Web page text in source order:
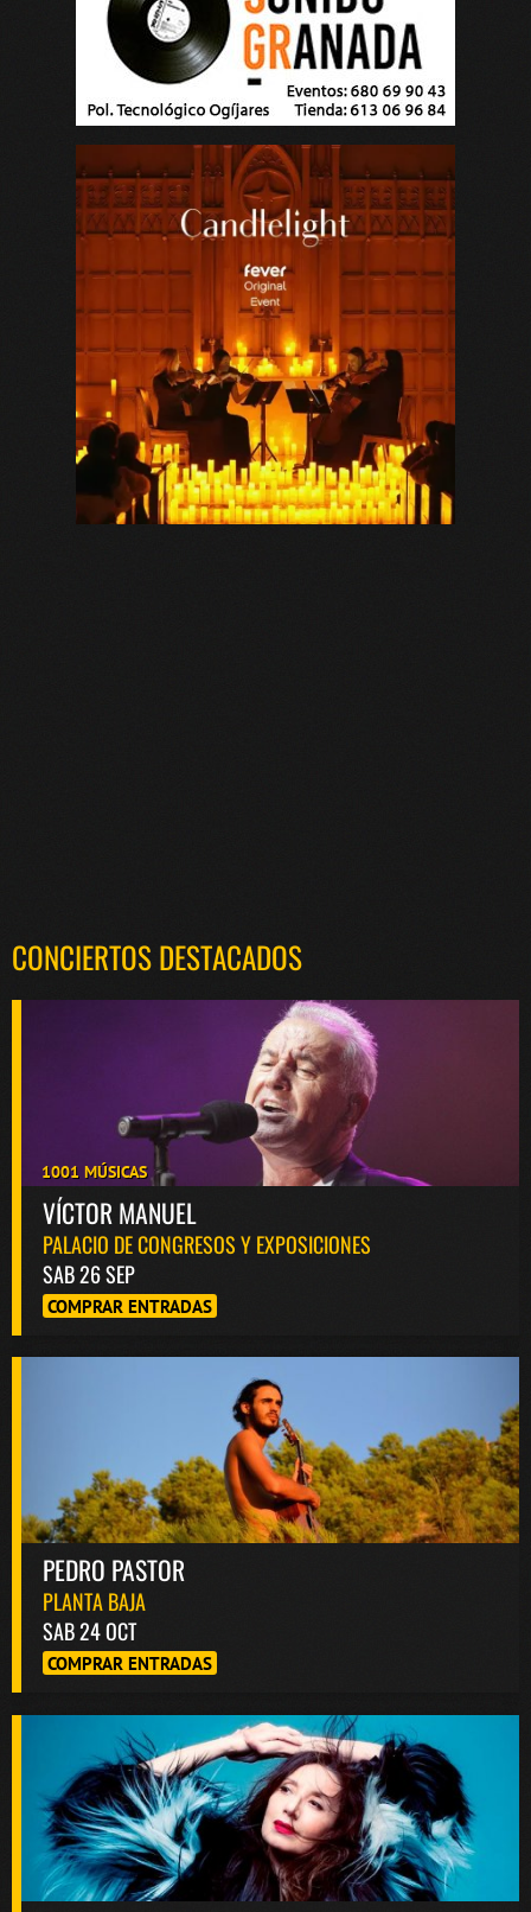
CONCIERTOS DESTACADOS
1001 MÚSICAS
VÍCTOR MANUEL
PALACIO DE CONGRESOS Y EXPOSICIONES
SAB 26 SEP
COMPRAR ENTRADAS
PEDRO PASTOR
PLANTA BAJA
SAB 24 OCT
COMPRAR ENTRADAS